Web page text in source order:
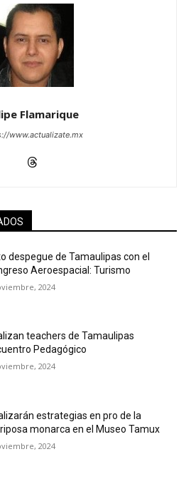
Flamarique
www.actualizate.mx
despegue de Tamaulipas con el
Aeroespacial: Turismo
2024
teachers de Tamaulipas
Pedagógico
2024
estrategias en pro de la
monarca en el Museo Tamux
2024